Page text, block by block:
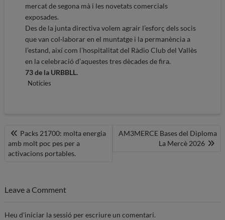
mercat de segona mà i les novetats comercials
exposades.
Des de la junta directiva volem agrair l’esforç dels socis
que van col·laborar en el muntatge i la permanència a
l’estand, així com l’hospitalitat del Ràdio Club del Vallès
en la celebració d’aquestes tres dècades de fira.
73 de la URBBLL.
Noticies
Navegació
d'entrades
Packs 21700: molta energia
amb molt poc pes per a
activacions portables.
AM3MERCE Bases del Diploma
La Mercè 2026
Leave a Comment
Heu d'iniciar la sessióper escriure un comentari.